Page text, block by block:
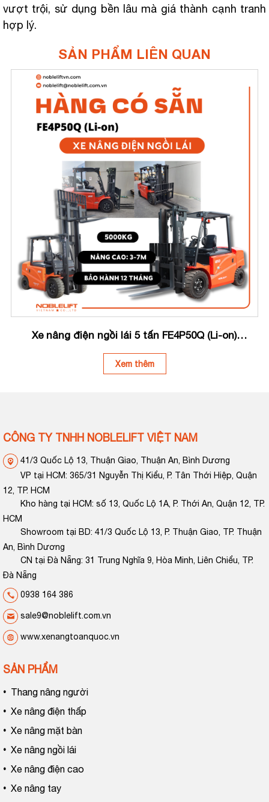
vượt trội, sử dụng bền lâu mà giá thành cạnh tranh
hợp lý.
SẢN PHẨM LIÊN QUAN
Xe nâng điện ngồi lái 5 tấn FE4P50Q (Li-on)
Xem thêm
CÔNG TY TNHH NOBLELIFT VIỆT NAM
41/3 Quốc Lộ 13, Thuận Giao, Thuận An, Bình Dương
VP tại HCM: 365/31 Nguyễn Thị Kiểu, P. Tân Thới Hiệp, Quận
12, TP. HCM
Kho hàng tại HCM: số 13, Quốc Lộ 1A, P. Thới An, Quận 12, TP.
HCM
Showroom tại BD: 41/3 Quốc Lộ 13, P. Thuận Giao, TP. Thuận
An, Bình Dương
CN tại Đà Nẵng: 31 Trung Nghĩa 9, Hòa Minh, Liên Chiểu, TP.
Đà Nẵng
0938 164 386
sale9@noblelift.com.vn
www.xenangtoanquoc.vn
SẢN PHẨM
• Thang nâng người
• Xe nâng điện thấp
• Xe nâng mặt bàn
• Xe nâng ngồi lái
• Xe nâng điện cao
• Xe nâng tay